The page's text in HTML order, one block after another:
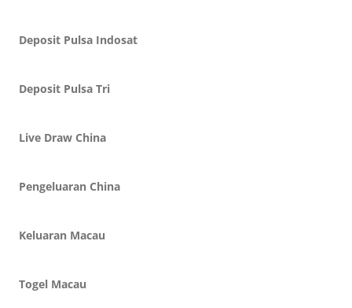
Deposit Pulsa Indosat
Deposit Pulsa Tri
Live Draw China
Pengeluaran China
Keluaran Macau
Togel Macau